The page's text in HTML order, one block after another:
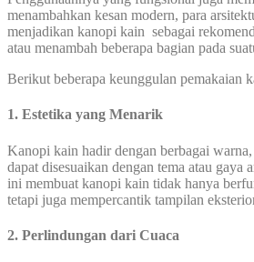
menambahkan kesan modern, para
menjadikan kanopi kain sebagai
atau menambah beberapa bagian pada
Berikut beberapa keunggulan pemakaian
1. Estetika yang Menarik
Kanopi kain hadir dengan berbagai
dapat disesuaikan dengan tema atau gaya
ini membuat kanopi kain tidak hanya
tetapi juga mempercantik tampilan
2. Perlindungan dari Cuaca